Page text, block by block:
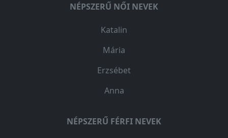
NÉPSZERŰ NŐI NEVEK
Katalin
Mária
Erzsébet
Anna
NÉPSZERŰ FÉRFI NEVEK